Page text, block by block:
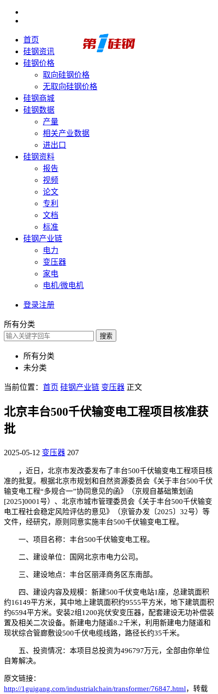
首页
硅钢资讯
硅钢价格
取向硅钢价格
无取向硅钢价格
硅钢商城
硅钢数据
产量
相关产业数据
进出口
硅钢资料
报告
视频
论文
专利
文档
标准
硅钢产业链
电力
变压器
家电
电机/微电机
登录注册
所有分类
搜索
所有分类
未分类
当前位置： 首页 硅钢产业链 变压器 正文
北京丰台500千伏输变电工程项目核准获
批
2025-05-12 变压器 207
，近日，北京市发改委发布了丰台500千伏输变电工程项目核
准的批复。根据北京市规划和自然资源委员会《关于丰台500千伏
输变电工程“多规合一”协同意见的函》（京规自基础策划函
[2025]0001号）、北京市城市管理委员会《关于丰台500千伏输变
电工程社会稳定风险评估的意见》（京管办发〔2025〕32号）等
文件，经研究，原则同意实施丰台500千伏输变电工程。
一、项目名称：丰台500千伏输变电工程。
二、建设单位：国网北京市电力公司。
三、建设地点：丰台区丽泽商务区东南部。
四、建设内容及规模：新建500千伏变电站1座，总建筑面积
约16149平方米，其中地上建筑面积约9555平方米，地下建筑面积
约6594平方米。安装2组1200兆伏安变压器，配套建设无功补偿装
置及相关二次设备。新建电力隧道8.2千米，利用新建电力隧道和
现状综合管廊敷设500千伏电缆线路，路径长约35千米。
五、投资情况：本项目总投资为496797万元，全部由你单位
自筹解决。
原文链接：
http://1guigang.com/industrialchain/transformer/76847.html，转载